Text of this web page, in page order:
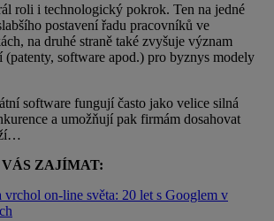
roli i technologický pokrok. Ten na jedné
postavení řadu pracovníků ve
na druhé straně také zvyšuje význam
software apod.) pro byznys modely
software fungují často jako velice silná
a umožňují pak firmám dosahovat
ZAJÍMAT:
vrchol on-line světa: 20 let s Googlem v